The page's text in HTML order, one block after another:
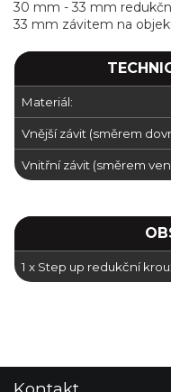
30 mm - 33 mm
33 mm závitem na
Materiál:
Vnější závit (směrem
Vnitřní závit (směrem
1 x Step up redukční